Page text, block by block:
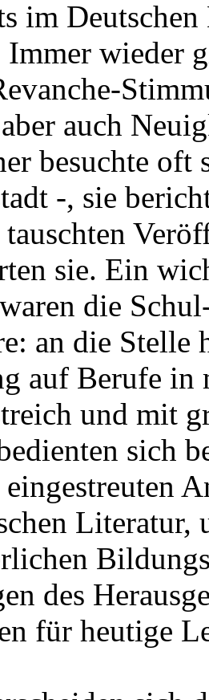
im
wieder
auch
besuchte oft
-, sie
sie. Ein
die
an die
auf Berufe in
und mit
sich
des
für heutige